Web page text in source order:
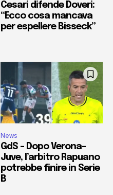
Cesari difende Doveri:
“Ecco cosa mancava
per espellere Bisseck”
News
GdS – Dopo Verona-
Juve, l’arbitro Rapuano
potrebbe finire in Serie
B